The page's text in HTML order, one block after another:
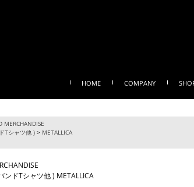
HOME COMPANY
MERCHANDISE
Tシャツ他 ) > METALLICA
ンドTシャツ他 ) METALLICA